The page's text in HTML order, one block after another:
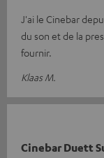
J'ai le Cinebar
du son et de la
fournir.
Klaas M.
Cinebar Duett